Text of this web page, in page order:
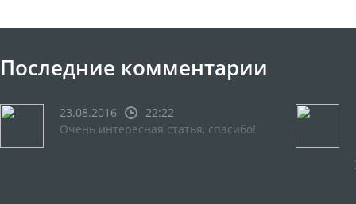
Последние комментарии
23.08.2016
22:22
Очень интересная статья, спасибо!